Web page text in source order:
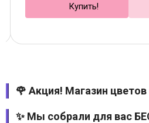
Купить!
🌹 Акция! Магазин
✨ Мы собрали для вас